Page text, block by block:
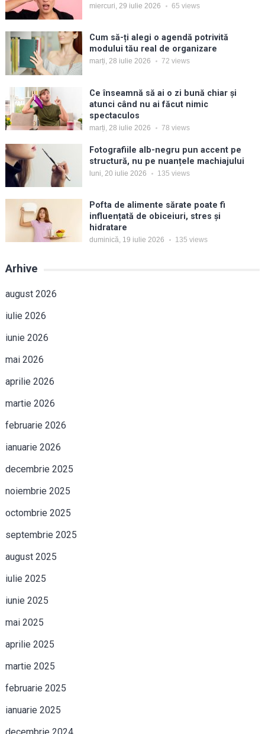
miercuri, 29 iulie 2026 65 views
Cum să-ți alegi o agendă potrivită
modului tău real de organizare
marți, 28 iulie 2026 72 views
Ce înseamnă să ai o zi bună chiar și
atunci când nu ai făcut nimic
spectaculos
marți, 28 iulie 2026 78 views
Fotografiile alb-negru pun accent pe
structură, nu pe nuanțele machiajului
luni, 20 iulie 2026 135 views
Pofta de alimente sărate poate fi
influențată de obiceiuri, stres și
hidratare
duminică, 19 iulie 2026 135 views
Arhive
august 2026
iulie 2026
iunie 2026
mai 2026
aprilie 2026
martie 2026
februarie 2026
ianuarie 2026
decembrie 2025
noiembrie 2025
octombrie 2025
septembrie 2025
august 2025
iulie 2025
iunie 2025
mai 2025
aprilie 2025
martie 2025
februarie 2025
ianuarie 2025
decembrie 2024